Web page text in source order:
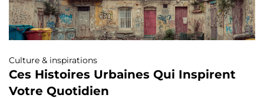
Culture & inspirations
Ces Histoires Urbaines Qui Inspirent
Votre Quotidien